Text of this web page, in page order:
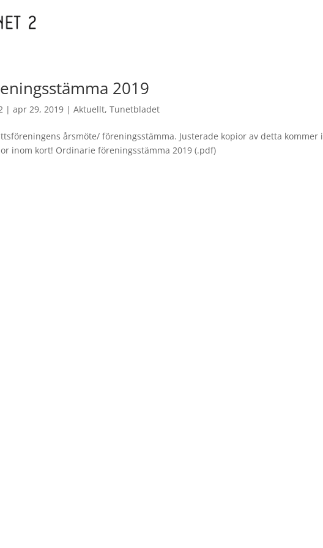
2019
|apr 29, 2019 |Aktuellt,Tunetbladet
årsmöte/ föreningsstämma. Justerade kopior av detta kommer i
inom kort! Ordinarie föreningsstämma 2019 (.pdf)